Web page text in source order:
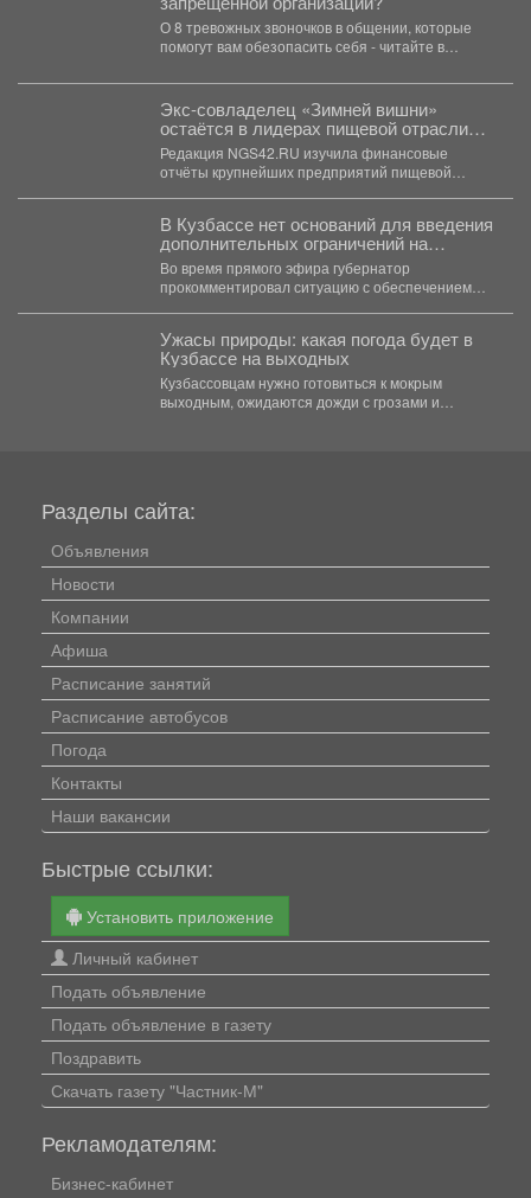
О 8 тревожных звоночков в общении, которые
помогут вам обезопасить себя - читайте в
Экс-совладелец «Зимней вишни»
остаётся в лидерах пищевой отрасли
Кузбасса
Редакция NGS42.RU изучила финансовые
отчёты крупнейших предприятий пищевой
В Кузбассе нет оснований для введения
дополнительных ограничений на
приобретение топлива.
Во время прямого эфира губернатор
прокомментировал ситуацию с обеспечением
Ужасы природы: какая погода будет в
Кузбассе на выходных
Кузбассовцам нужно готовиться к мокрым
выходным, ожидаются дожди с грозами и
Разделы сайта:
Объявления
Новости
Компании
Афиша
Расписание занятий
Расписание автобусов
Погода
Контакты
Наши вакансии
Быстрые ссылки:
Установить приложение
Личный кабинет
Подать объявление
Подать объявление в газету
Поздравить
Скачать газету "Частник-М"
Рекламодателям:
Бизнес-кабинет